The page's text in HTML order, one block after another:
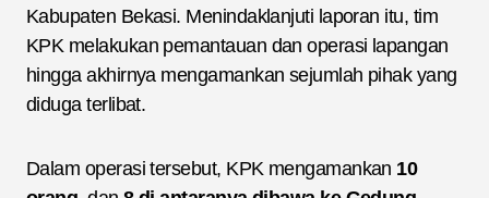
Kabupaten Bekasi. Menindaklanjuti laporan itu, tim
KPK melakukan pemantauan dan operasi lapangan
hingga akhirnya mengamankan sejumlah pihak yang
diduga terlibat.
Dalam operasi tersebut, KPK mengamankan 10